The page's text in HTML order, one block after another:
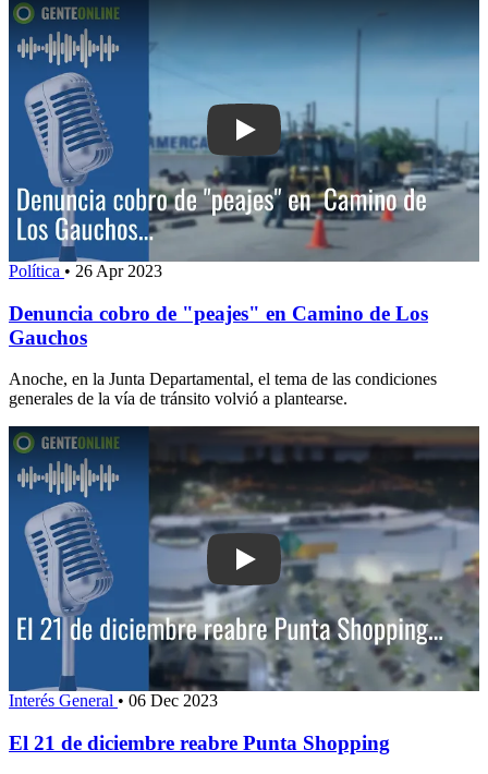
Política • 26 Apr 2023
Denuncia cobro de "peajes" en Camino de Los
Gauchos
Anoche, en la Junta Departamental, el tema de las condiciones
generales de la vía de tránsito volvió a plantearse.
Play: El 21 de diciembre reabre Punta
Interés General • 06 Dec 2023
El 21 de diciembre reabre Punta Shopping